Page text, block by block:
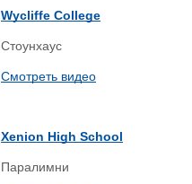
Wycliffe College
Стоунхаус
Смотреть видео
Xenion High School
Паралимни